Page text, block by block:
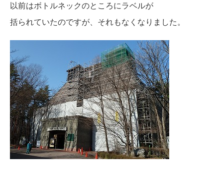
以前はボトルネックのところにラベルが
括られていたのですが、それもなくなりました。